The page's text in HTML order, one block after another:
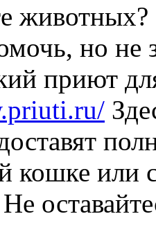
животных?
но не
приют
кошке или